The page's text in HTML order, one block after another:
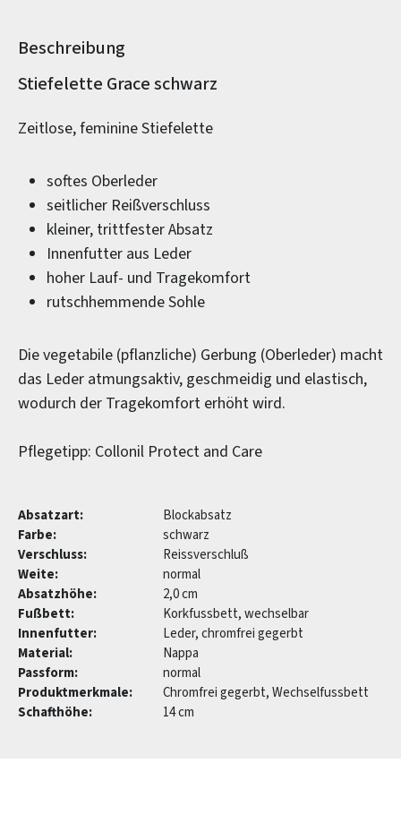
Beschreibung
Produktinformationen
Stiefelette Grace schwarz
Zeitlose, feminine Stiefelette
softes Oberleder
seitlicher Reißverschluss
kleiner, trittfester Absatz
Innenfutter aus Leder
hoher Lauf- und Tragekomfort
rutschhemmende Sohle
Die vegetabile (pflanzliche) Gerbung (Oberleder) macht
das Leder atmungsaktiv, geschmeidig und elastisch,
wodurch der Tragekomfort erhöht wird.
Pflegetipp: Collonil Protect and Care
Absatzart:
Blockabsatz
Farbe:
schwarz
Verschluss:
Reissverschluß
Weite:
normal
Absatzhöhe:
2,0 cm
Fußbett:
Korkfussbett, wechselbar
Innenfutter:
Leder, chromfrei gegerbt
Material:
Nappa
Passform:
normal
Produktmerkmale:
Chromfrei gegerbt, Wechselfussbett
Schafthöhe:
14 cm